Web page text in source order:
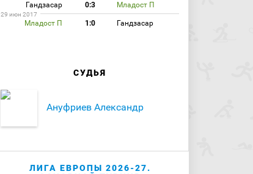
Гандзасар 0:3 Младост П
29 июн 2017
Младост П 1:0 Гандзасар
СУДЬЯ
Ануфриев Александр
ЛИГА ЕВРОПЫ 2026-27.